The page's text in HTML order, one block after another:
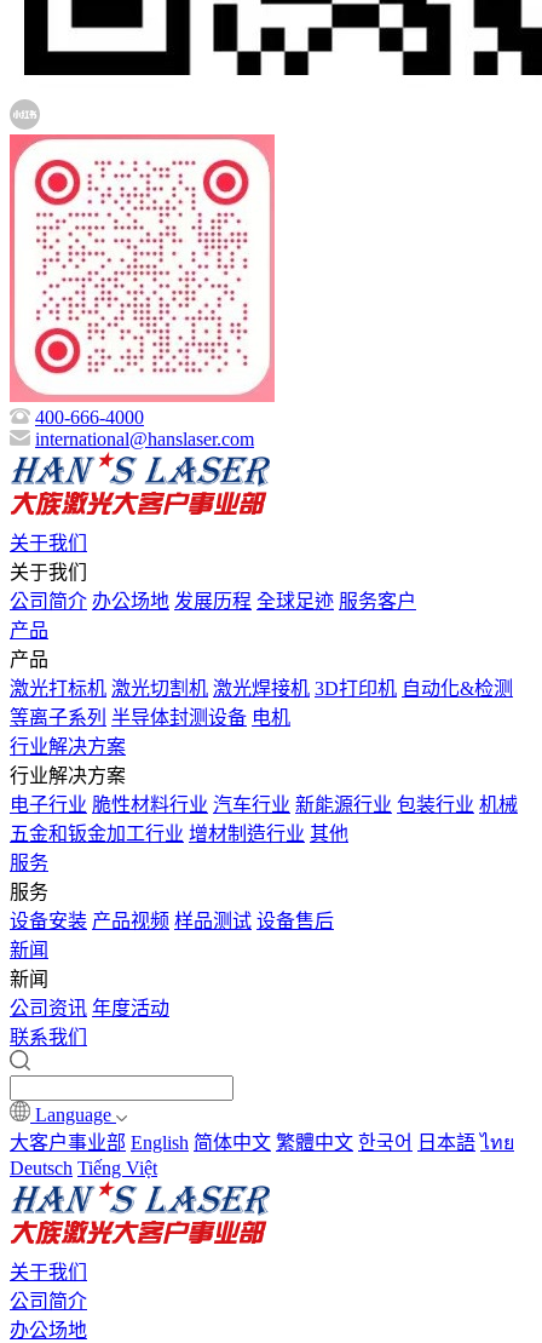
400-666-4000
international@hanslaser.com
关于我们
关于我们
公司简介 办公场地 发展历程 全球足迹 服务客户
产品
产品
激光打标机 激光切割机 激光焊接机 3D打印机 自动化&检测
等离子系列 半导体封测设备 电机
行业解决方案
行业解决方案
电子行业 脆性材料行业 汽车行业 新能源行业 包装行业 机械
五金和钣金加工行业 增材制造行业 其他
服务
服务
设备安装 产品视频 样品测试 设备售后
新闻
新闻
公司资讯 年度活动
联系我们
Language
大客户事业部 English 简体中文 繁體中文 한국어 日本語 ไทย
Deutsch Tiếng Việt
关于我们
公司简介
办公场地